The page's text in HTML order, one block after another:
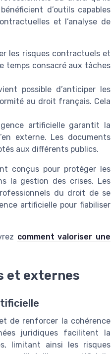
d’outils capables
et l’analyse de
les risques contractuels et
temps consacré aux tâches
possible d’anticiper les
au droit français. Cela
artificielle garantit la
externe. Les documents
aux différents publics.
conçus pour protéger les
la gestion des crises. Les
du droit de se
artificielle pour fiabiliser
comment valoriser une
et externes
de renforcer la cohérence
juridiques facilitent la
limitant ainsi les risques